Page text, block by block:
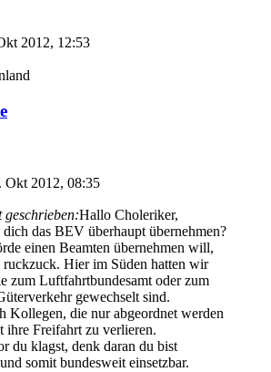
2012, 12:53
Okt 2012, 08:35
geschrieben:Hallo Choleriker,
das BEV überhaupt übernehmen?
einen Beamten übernehmen will,
ruckzuck. Hier im Süden hatten wir
zum Luftfahrtbundesamt oder zum
gewechselt sind.
Kollegen, die nur abgeordnet werden
ihre Freifahrt zu verlieren.
du klagst, denk daran du bist
somit bundesweit einsetzbar.